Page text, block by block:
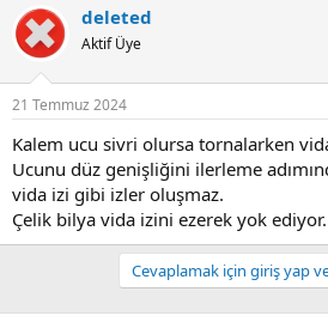
deleted
Aktif Üye
21 Temmuz 2024
Kalem ucu sivri olursa tornalarken
Ucunu düz genişliğini ilerleme
vida izi gibi izler oluşmaz.
Çelik bilya vida izini ezerek yok ediyor.
Cevaplamak için giriş yap